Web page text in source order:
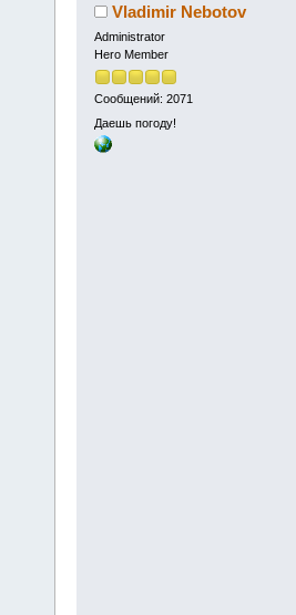
Vladimir Nebotov
Administrator
Hero Member
Сообщений: 2071
Даешь погоду!